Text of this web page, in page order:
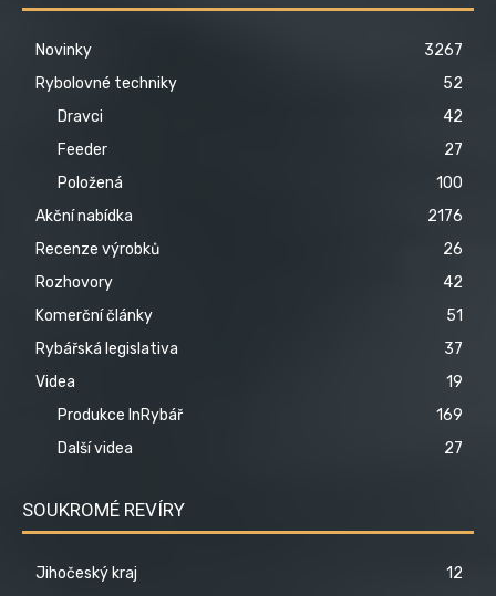
Novinky
3267
Rybolovné techniky
52
Dravci
42
Feeder
27
Položená
100
Akční nabídka
2176
Recenze výrobků
26
Rozhovory
42
Komerční články
51
Rybářská legislativa
37
Videa
19
Produkce InRybář
169
Další videa
27
SOUKROMÉ REVÍRY
Jihočeský kraj
12